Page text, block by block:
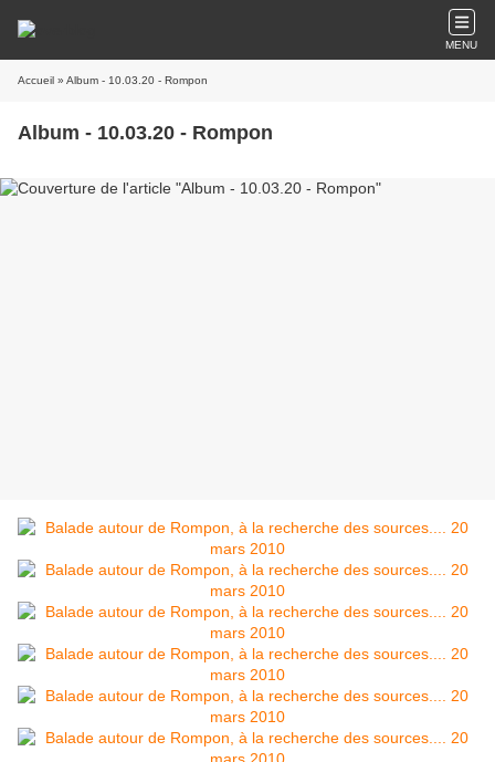
MENU
Accueil » Album - 10.03.20 - Rompon
Album - 10.03.20 - Rompon